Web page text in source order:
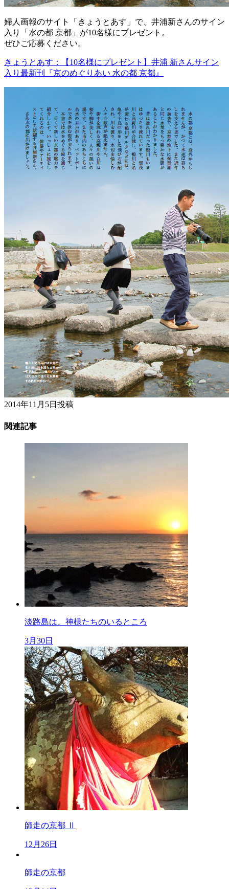
婦人画報のサイト「きょうとあす」で、井浦新さんのサイン
入り「水の都 京都」が10名様にプレゼント。
ぜひご応募ください。
きょうとあす：【10名様にプレゼント】井浦 新さんサイン
入り最新刊『京のめぐりあい 水の都 京都』
2014年11月5日投稿
関連記事
淡路島は、神様たちのいるところ
3月30日
師走の京都 Ⅱ
12月26日
師走の京都